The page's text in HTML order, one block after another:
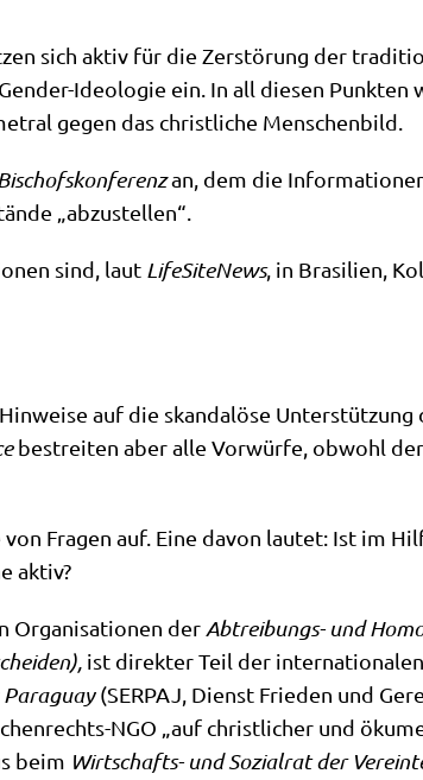
sich aktiv für die Zer­stö­rung der
Ideo­lo­gie ein. In all die­sen Punk­ten
gegen das christ­li­che Menschenbild.
an, dem die
„abzu­stel­len“.
sind, laut Life­Si­teNews, in Bra­si­li­en,
auf die skan­da­lö­se Unter­stüt­zung
bestrei­ten aber alle Vor­wür­fe, obwohl
Fra­gen auf. Eine davon lau­tet: Ist im
aktiv?
Orga­ni­sa­tio­nen der Abtrei­bungs- und
ist direk­ter Teil der
Para­gu­ay(SERPAJ, Dienst Frie­den und
NGO „auf christ­li­cher und
beim Wirt­schafts- und Sozi­al­rat der